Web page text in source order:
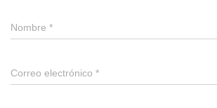
Nombre *
Correo electrónico *